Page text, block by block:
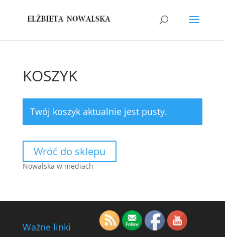
KOSZYK
Twój koszyk aktualnie jest pusty.
Wróć do sklepu
Nowalska w mediach
Ważne linki